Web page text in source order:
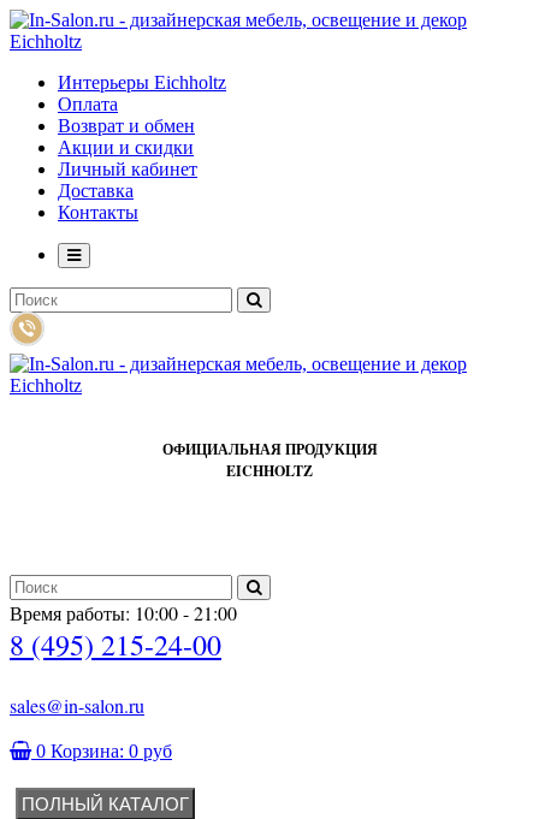
Интерьеры Eichholtz
Оплата
Возврат и обмен
Акции и скидки
Личный кабинет
Доставка
Контакты
ОФИЦИАЛЬНАЯ ПРОДУКЦИЯ
EICHHOLTZ
Время работы: 10:00 - 21:00
8 (495) 215-24-00
sales@in-salon.ru
0 Корзина: 0 руб
ПОЛНЫЙ КАТАЛОГ